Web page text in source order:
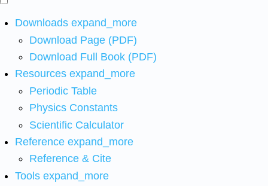
Downloads expand_more
Download Page (PDF)
Download Full Book (PDF)
Resources expand_more
Periodic Table
Physics Constants
Scientific Calculator
Reference expand_more
Reference & Cite
Tools expand_more